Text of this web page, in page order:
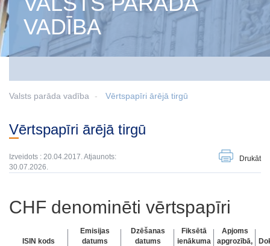
VADĪBA
Valsts parāda vadība Vērtspapīri ārējā tirgū
Vērtspapīri ārējā tirgū
Izveidots : 20.04.2017. Atjaunots:
30.07.2026.
Drukāt
CHF denominēti vērtspapīri
ISIN kods
Emisijas
datums
Dzēšanas
datums
Fiksētā
ienākuma
Apjoms
apgrozībā,